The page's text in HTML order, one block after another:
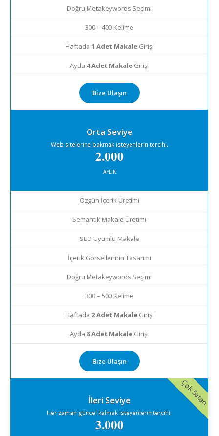
Doğru Metakeywords Seçimi
300 – 400 Kelime
Haftada 1 Adet MakaleGirişi
Ayda 4 Adet Makale Girişi
Bize Ulaşın
Orta Seviye
Web sitelerine bakmak isteyenlerin tercihi.
2.000
AYLIK
Özgün İçerik Üretimi
Semantik Makale Üretimi
SEO Uyumlu Makale
İçerik Görsellerinin Tasarımı
Doğru Metakeywords Seçimi
300 – 500 Kelime
Haftada 2 Adet MakaleGirişi
Ayda 8 Adet Makale Girişi
Bize Ulaşın
Çok Satan
İleri Seviye
Her zaman güncel kalmak isteyenlerin tercihi.
3.000